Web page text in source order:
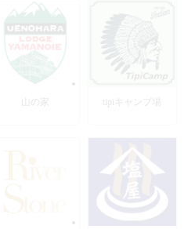
山の家 tipiキャンプ場